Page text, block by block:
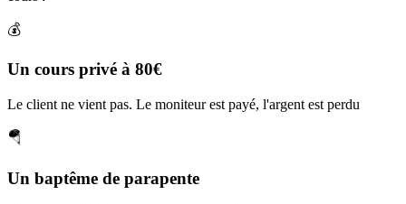
💰
Un cours privé à 80€
Le client ne vient pas. Le moniteur est payé, l'argent est perdu
🪂
Un baptême de parapente